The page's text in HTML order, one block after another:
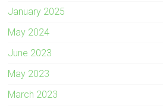
January 2025
May 2024
June 2023
May 2023
March 2023